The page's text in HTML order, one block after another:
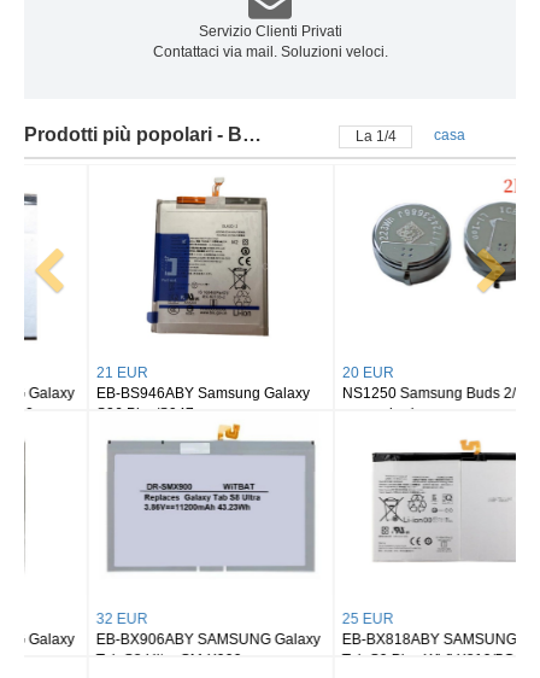
Servizio Clienti Privati
Contattaci via mail. Soluzioni veloci.
Prodotti più popolari - Batteria samsung La 2/4 casa
EB-BS946ABY Samsung Galaxy
S26 Plus/S947
NS1250 Samsung Buds 2/ buds 2
EB-BX906ABY SAMSUNG Galaxy
Tab S8 Ultra SM-X900
EB-BX818ABY SAMSUNG Galaxy
Tab S9 Plus Wi-fi X810/5G X816